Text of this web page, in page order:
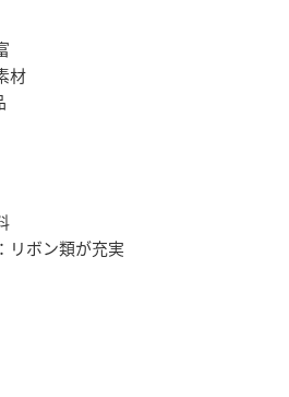
材
リボン類が充実